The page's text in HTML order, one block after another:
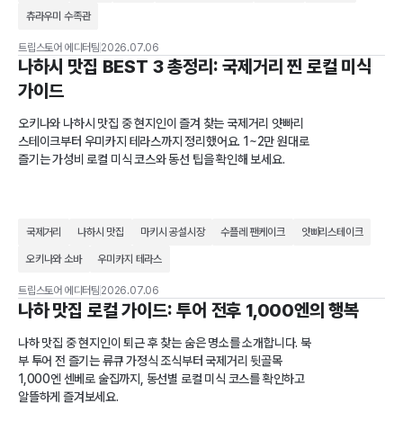
츄라우미 수족관
트립스토어 에디터팀 2026.07.06
나하시 맛집 BEST 3 총정리: 국제거리 찐 로컬 미식
가이드
오키나와 나하시 맛집 중 현지인이 즐겨 찾는 국제거리 얏빠리
스테이크부터 우미카지 테라스까지 정리했어요. 1~2만 원대로
즐기는 가성비 로컬 미식 코스와 동선 팁을 확인해 보세요.
국제거리 나하시 맛집 마키시 공설시장 수플레 팬케이크 얏빠리스테이크
오키나와 소바 우미카지 테라스
트립스토어 에디터팀 2026.07.06
나하 맛집 로컬 가이드: 투어 전후 1,000엔의 행복
나하 맛집 중 현지인이 퇴근 후 찾는 숨은 명소를 소개합니다. 북
부 투어 전 즐기는 류큐 가정식 조식부터 국제거리 뒷골목
1,000엔 센베로 술집까지, 동선별 로컬 미식 코스를 확인하고
알뜰하게 즐겨보세요.